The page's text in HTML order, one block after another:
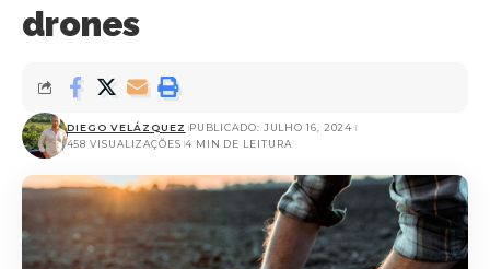
drones
DIEGO VELÁZQUEZ PUBLICADO: JULHO 16, 2024
458 VISUALIZAÇÕES 4 MIN DE LEITURA